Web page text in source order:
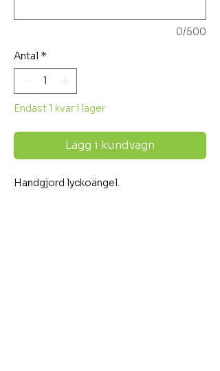
0/500
Antal *
Endast 1 kvar i lager
Lägg i kundvagn
Handgjord lyckoängel.